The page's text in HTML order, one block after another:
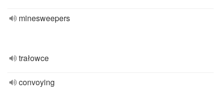
minesweepers
trałowce
convoying